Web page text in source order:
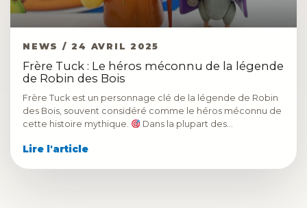
NEWS / 24 AVRIL 2025
Frère Tuck : Le héros méconnu de la légende
de Robin des Bois
Frère Tuck est un personnage clé de la légende de Robin
des Bois, souvent considéré comme le héros méconnu de
cette histoire mythique.
Dans la plupart des…
Lire l'article